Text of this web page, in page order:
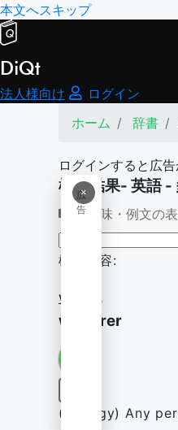
本文へスキップ
DiQt
法人様向け
ログイン
ホーム
辞書
ログインすると広
×
広
告
検索結果- 英語 -
意味・例文の
検索内容:
winter,
winterer
(biology) Any